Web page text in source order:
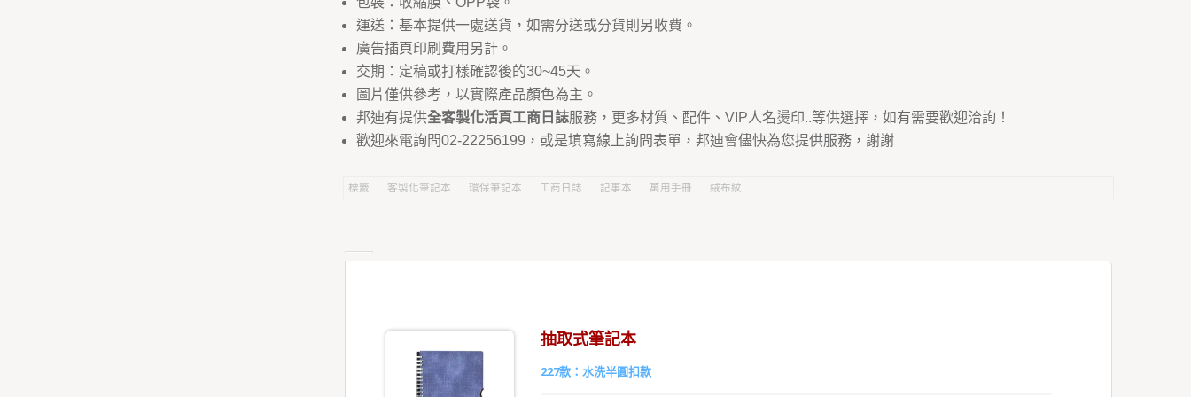
運送：基本提供一處送貨，如需分送或分貨則另收費。
廣告插頁印刷費用另計。
交期：定稿或打樣確認後的30~45天。
圖片僅供參考，以實際產品顏色為主。
邦迪有提供全客製化活頁工商日誌服務，更多材質、配件、VIP人名燙印..等供選擇，如有需要歡迎洽詢！
歡迎來電詢問02-22256199，或是填寫線上詢問表單，邦迪會儘快為您提供服務，謝謝
標籤 客製化筆記本 環保筆記本 工商日誌 記事本 萬用手冊 絨布紋
抽取式筆記本
227款：水洗半圓扣款